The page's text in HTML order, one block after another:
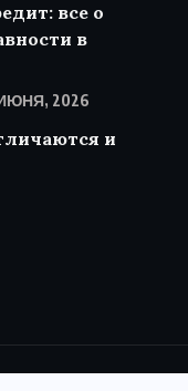
все о
в
2026
и